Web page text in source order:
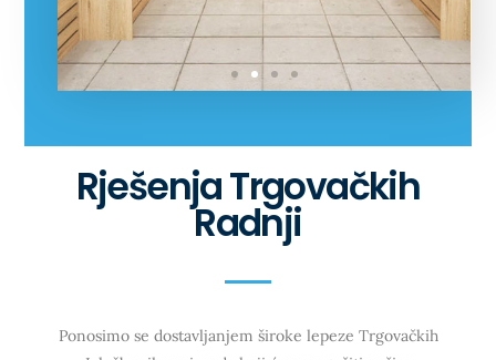
Rješenja Trgovačkih
Radnji
Ponosimo se dostavljanjem široke lepeze Trgovačkih